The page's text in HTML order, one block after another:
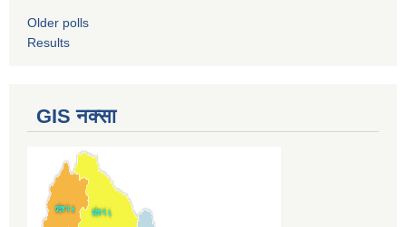
Older polls
Results
GIS नक्सा